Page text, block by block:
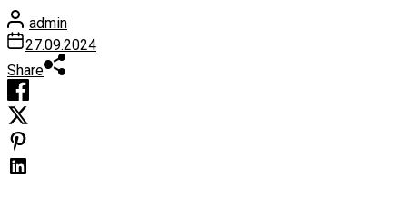
admin
27.09.2024
Share